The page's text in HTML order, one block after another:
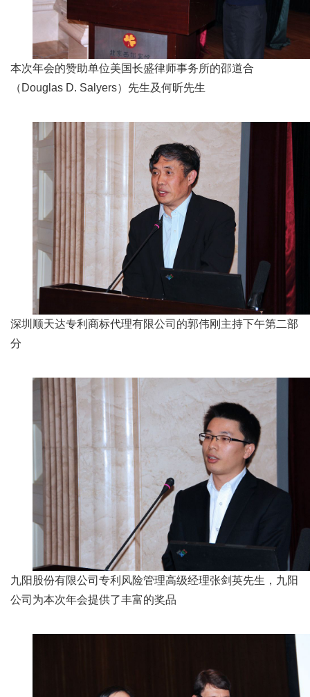
本次年会的赞助单位美国长盛律师事务所的邵道合
（Douglas D. Salyers）先生及何昕先生
深圳顺天达专利商标代理有限公司的郭伟刚主持下午第二部
分
九阳股份有限公司专利风险管理高级经理张剑英先生，九阳
公司为本次年会提供了丰富的奖品